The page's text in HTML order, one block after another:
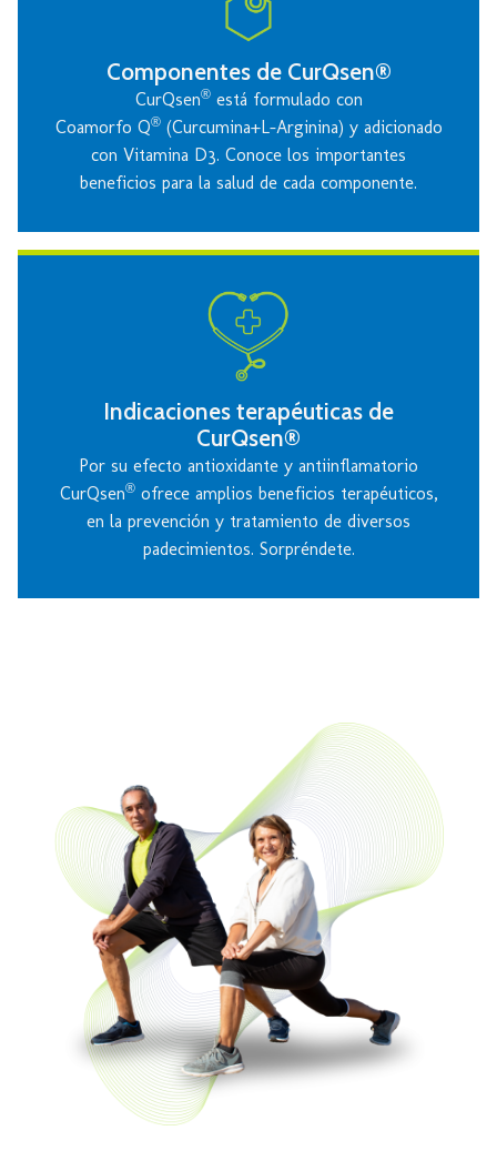
Componentes de CurQsen®
CurQsen®está formulado con
Coamorfo Q®(Curcumina+L-Arginina) y adicionado
con Vitamina D3. Conoce los importantes
beneficios para la salud de cada componente.
Indicaciones terapéuticas de
CurQsen®
Por su efecto antioxidante y antiinflamatorio
CurQsen®ofrece amplios beneficios terapéuticos,
en la prevención y tratamiento de diversos
padecimientos. Sorpréndete.